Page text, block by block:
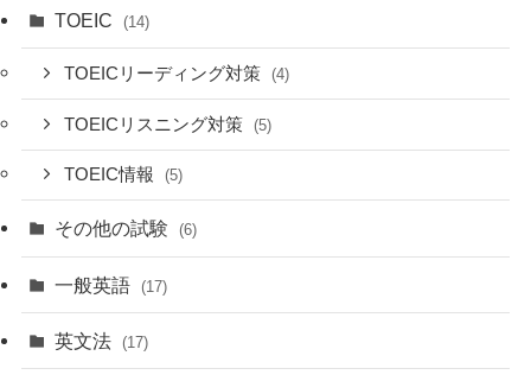
TOEIC (14)
TOEICリーディング対策 (4)
TOEICリスニング対策 (5)
TOEIC情報 (5)
その他の試験 (6)
一般英語 (17)
英文法 (17)